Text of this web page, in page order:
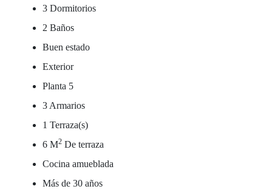
3 Dormitorios
2 Baños
Buen estado
Exterior
Planta 5
3 Armarios
1 Terraza(s)
6 M2 De terraza
Cocina amueblada
Más de 30 años